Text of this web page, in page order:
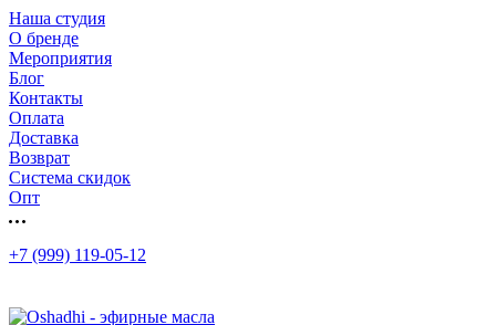
Наша студия
О бренде
Мероприятия
Блог
Контакты
Оплата
Доставка
Возврат
Система скидок
Опт
+7 (999) 119-05-12